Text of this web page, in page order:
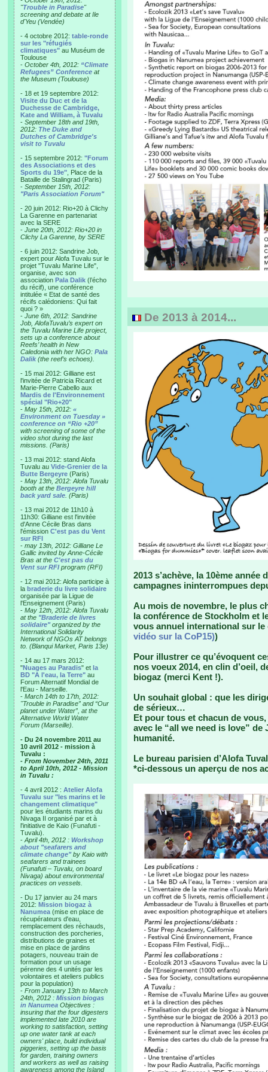
"Trouble in Paradise"
screening and debate at Ile
d'Yeu (Vendée)
- 4 octobre 2012: table-ronde
sur les "réfugiés
climatiques" au Muséum de
Toulouse
- October 4th, 2012: “Climate
Refugees” Conference at
the Museum (Toulouse)
- 18 et 19 septembre 2012:
Visite du Duc et de la
Duchesse de Cambridge,
Kate and William, à Tuvalu
- September 18th and 19th,
2012: The Duke and
Dutches of Cambridge's
visit to Tuvalu
- 15 septembre 2012: "Forum
des Associations et des
Sports du 19e" , Place de la
Bataille de Stalingrad (Paris)
- September 15th, 2012:
"Paris Association Forum"
- 20 juin 2012: Rio+20 à Clichy
La Garenne en partenariat
avec la SERE
- June 20th, 2012: Rio+20 in
Clichy La Garenne, by SERE
- 6 juin 2012: Sandrine Job,
expert pour Alofa Tuvalu sur le
projet "Tuvalu Marine Life",
organise, avec son
association Pala Dalik (l’écho
du récif), une conférence
intitulée « Etat de santé des
récifs calédoniens: Qui fait
quoi ? »
- June 6th, 2012: Sandrine
Job, AlofaTuvalu’s expert on
the Tuvalu Marine Life project,
sets up a conference about
Reefs’ health in New
Caledonia with her NGO: Pala
Dalik (the reef’s echoes).
- 15 mai 2012: Gilliane est
l'invitée de Patricia Ricard et
Marie-Pierre Cabello aux
Mardis de l'Environnement
spécial "Rio+20"
- May 15th, 2012: «
Environment on Tuesday »
conference on “Rio +20”
with screening of some of the
video shot during the last
missions. (Paris)
- 13 mai 2012: stand Alofa
Tuvalu au Vide-Grenier de la
Butte Bergeyre (Paris)
- May 13th, 2012: Alofa Tuvalu
booth at the Bergeyre hill
back yard sale . (Paris)
- 13 mai 2012 de 11h10 à
11h30: Gilliane est l'invitée
d'Anne Cécile Bras dans
l'émission C'est pas du Vent
sur RFI
- may 13th, 2012: Gilliane Le
Gallic invited by Anne-Cécile
Bras at the C'est pas du
Vent sur RFI program (RFI)
- 12 mai 2012: Alofa participe à
la braderie du livre solidaire
organisée par la Ligue de
l'Enseignement (Paris)
- May 12th, 2012: Alofa Tuvalu
at the "Braderie de livres
solidaire"organized by the
International Solidarity
Network of NGOs AT belongs
to. (Blanqui Market, Paris 13e)
- 14 au 17 mars 2012:
"Nuages au Paradis" et la
BD "A l'eau, la Terre" au
Forum Alternatif Mondial de
l'Eau - Marseille.
- March 14th to 17th, 2012:
"Trouble in Paradise” and “Our
planet under Water”, at the
Alternative World Water
Forum (Marseille).
- Du 24 novembre 2011 au
10 avril 2012 - mission à
Tuvalu :
- From November 24th, 2011
to April 10th, 2012 - Mission
in Tuvalu :
- 4 avril 2012 : Atelier Alofa
Tuvalu sur "les marins et le
changement climatique"
pour les étudiants marins du
Nivaga II organisé par et à
l'initiative de Kaio (Funafuti -
Tuvalu).
- April 4th, 2012 : Workshop
about "seafarers and
climate change"by Kaio with
seafarers and trainees
(Funafuti – Tuvalu, on board
Nivaga) about environmental
practices on vessels.
- Du 17 janvier au 24 mars
2012: Mission biogaz à
Nanumea (mise en place de
récupérateurs d'eau,
remplacement des réchauds,
construction des porcheries,
distributions de graines et
mise en place de jardins
potagers, nouveau train de
formation pour un usage
pérenne des 4 unités par les
volontaires et ateliers publics
pour la population)
- From January 13th to March
24th, 2012 : Mission biogas
in Nanumea Objectives :
insuring that the four digesters
implemented late 2010 are
working to satisfaction, setting
up one water tank at each
owners' place, build individual
piggeries, setting up the basis
for garden, training owners
and workers as well as raising
awareness among the Island
De 2013 à 2014...
2013 s’achève, la 10ème
campagnes ininterrompues
Au mois de novembre, le plus
la conférence de Stockholm et
vous annuel international sur
vidéo sur la CoP15))
Pour illustrer ce qu’évoquent
nos voeux 2014, en clin d’oeil,
biogaz (merci Kent !).
Un souhait global : que les
de sérieux…
Et pour tous et chacun de
avec le “all we need is love”
humanité.
Le bureau parisien d’Alofa
*ci-dessous un aperçu de nos